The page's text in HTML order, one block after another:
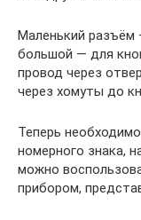
Маленький разъём
большой — для
провод через
через хомуты до
Теперь
номерного знака,
можно
прибором,